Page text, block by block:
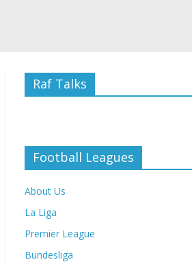
Raf Talks
Football Leagues
About Us
La Liga
Premier League
Bundesliga